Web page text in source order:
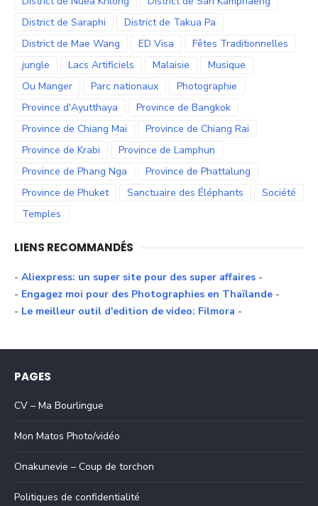
District de Saraphi
District de Takua Pa
District de Mae Wang
ED Visa
Fêtes Traditionnelles
jungle
Lacs Artificiels Malaisie
Musique
Ou Manger
Parc nationaux
Photographie
Province d'Ayutthaya
Province de Bangkok
Province de Chiang Mai
Province de Chiang Rai
Province de Krabi
Province de Lamphun
Province de Phang Nga
Province de Phattalung
Province de Phuket
Sanctuaire des Éléphants
Société
Temples
LIENS RECOMMANDÉS
- Aliexpress: un super site pour des super affaires -
- Engagez moi pour des Photographies en Thaïlande -
- Le meilleur outil d'edition de video: Filmora -
PAGES
CV – Ma Bourlingue
Mon Matos Photo/vidéo
Onakunevie – Coup de torchon
Politiques de confidentialité